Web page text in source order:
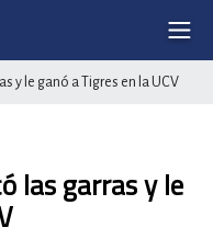
y le ganó a Tigres en la UCV
las garras y le